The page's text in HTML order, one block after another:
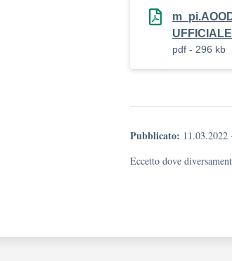
pdf - 296 kb
Pubblicato: 11.03.2022
Eccetto dove